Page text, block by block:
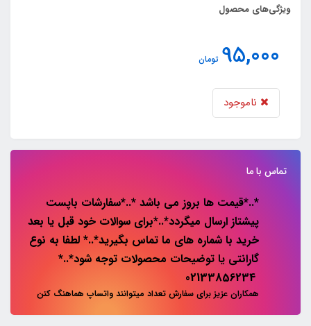
ویژگی‌های محصول
95,000 تومان
ناموجود
تماس با ما
*..*قیمت ها بروز می باشد *..*سفارشات باپست
پیشتاز ارسال میگردد*..*برای سوالات خود قبل یا بعد
خرید با شماره های ما تماس بگیرید*..* لطفا به نوع
گارانتی یا توضیحات محصولات توجه شود*..*
همکاران عزیز برای سفارش تعداد میتوانند واتساپ هماهنگ کنن